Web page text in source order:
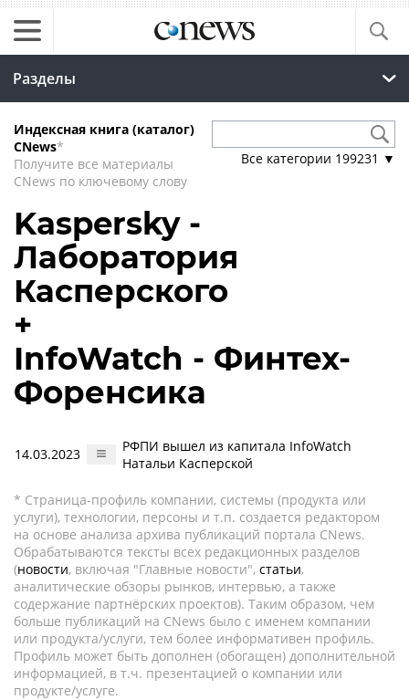
Разделы
Индексная книга (каталог)
CNews*
Получите все материалы
CNews по ключевому слову
Все категории 199231 ▼
Kaspersky -
Лаборатория
Касперского
+
InfoWatch - Финтех-
Форенсика
14.03.2023
РФПИ вышел из капитала InfoWatch
Натальи Касперской
* Страница-профиль компании, системы (продукта или
услуги), технологии, персоны и т.п. создается редактором
на основе анализа архива публикаций портала CNews.
Обрабатываются тексты всех редакционных разделов
(новости, включая "Главные новости", статьи,
аналитические обзоры рынков, интервью, а также
содержание партнёрских проектов). Таким образом, чем
больше публикаций на CNews было с именем компании
или продукта/услуги, тем более информативен профиль.
Профиль может быть дополнен (обогащен) дополнительной
информацией, в т.ч. презентацией о компании или
продукте/услуге.